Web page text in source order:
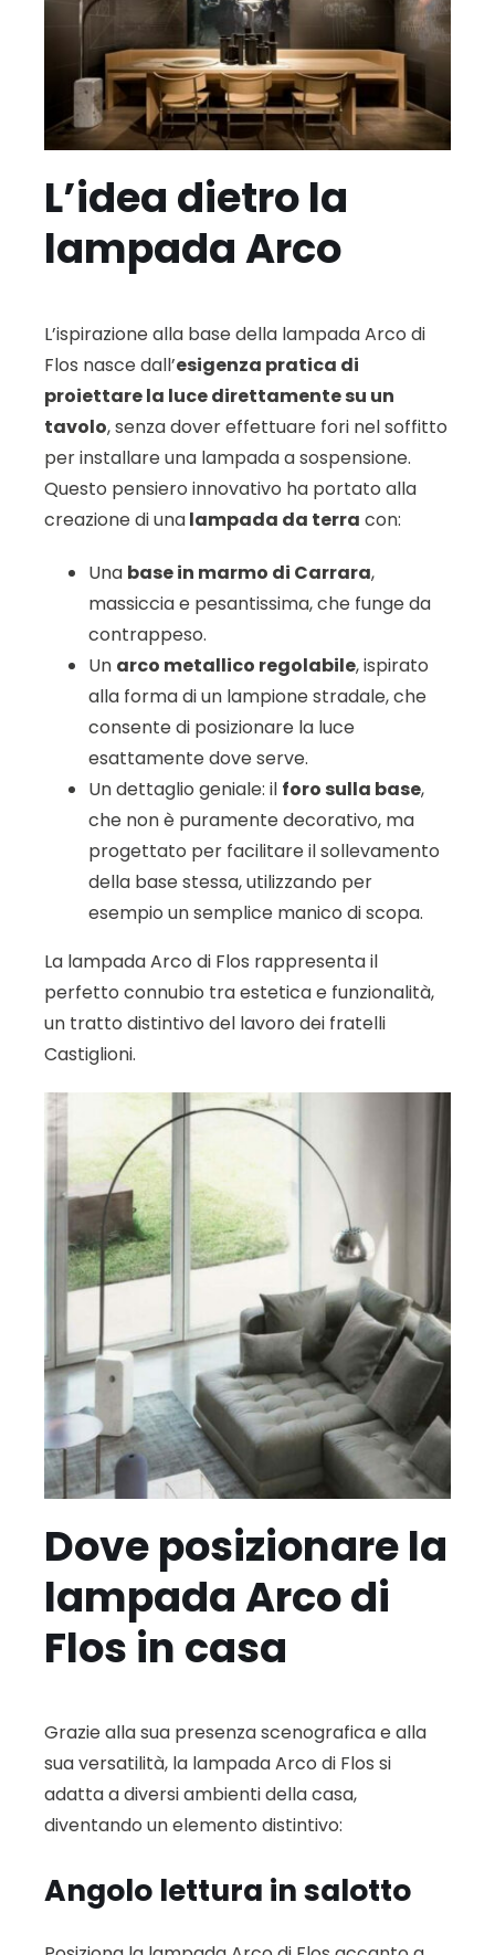
L’idea dietro la
lampada Arco
L’ispirazione alla base della lampada Arco di
Flos nasce dall’esigenza pratica di
proiettare la luce direttamente su un
tavolo, senza dover effettuare fori nel soffitto
per installare una lampada a sospensione.
Questo pensiero innovativo ha portato alla
creazione di unalampada da terra con:
Una base in marmo di Carrara,
massiccia e pesantissima, che funge da
contrappeso.
Un arco metallico regolabile, ispirato
alla forma di un lampione stradale, che
consente di posizionare la luce
esattamente dove serve.
Un dettaglio geniale: il foro sulla base,
che non è puramente decorativo, ma
progettato per facilitare il sollevamento
della base stessa, utilizzando per
esempio un semplice manico di scopa.
La lampada Arco di Flos rappresenta il
perfetto connubio tra estetica e funzionalità,
un tratto distintivo del lavoro dei fratelli
Castiglioni.
Dove posizionare la
lampada Arco di
Flos in casa
Grazie alla sua presenza scenografica e alla
sua versatilità, la lampada Arco di Flos si
adatta a diversi ambienti della casa,
diventando un elemento distintivo:
Angolo lettura in salotto